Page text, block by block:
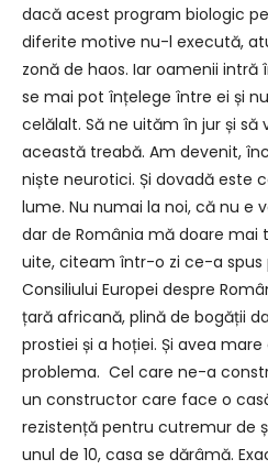
dacă acest program biologic
diferite motive nu-l execută,
zonă de haos. Iar oamenii
se mai pot înțelege între ei și
celălalt. Să ne uităm în jur și
această treabă. Am devenit,
niște neurotici. Și dovadă este
lume. Nu numai la noi, că nu e
dar de România mă doare mai
uite, citeam într-o zi ce-a spus
Consiliului Europei despre
țară africană, plină de bogății
prostiei și a hoției. Și avea
problema. Cel care ne-a
un constructor care face o
rezistență pentru cutremur de
unul de 10, casa se dărâmă.